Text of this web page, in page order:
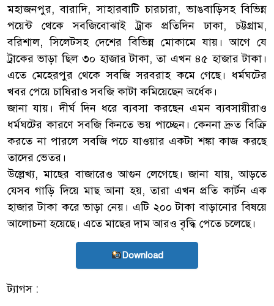
মহাজনপুর, বারাদি, সাহারবাটি চারচারা, ভাঙবাড়িসহ বিভিন্ন
পয়েন্ট থেকে সবজিবোঝাই ট্রাক প্রতিদিন ঢাকা, চট্টগ্রাম,
বরিশাল, সিলেটসহ দেশের বিভিন্ন মোকামে যায়। আগে যে
ট্রাকের ভাড়া ছিল ৩০ হাজার টাকা, তা এখন ৪৫ হাজার টাকা।
এতে মেহেরপুর থেকে সবজি সরবরাহ কমে গেছে। ধর্মঘটের
খবর পেয়ে চাষিরাও সবজি কাটা কমিয়েছেন অর্ধেক।
জানা যায়। দীর্ঘ দিন ধরে ব্যবসা করছেন এমন ব্যবসায়ীরাও
ধর্মঘটের কারণে সবজি কিনতে ভয় পাচ্ছেন। কেননা দ্রুত বিক্রি
করতে না পারলে সবজি পচে যাওয়ার একটা শঙ্কা কাজ করছে
তাদের ভেতর।
উল্লেখ্য, মাছের বাজারেও আগুন লেগেছে। জানা যায়, আড়তে
যেসব গাড়ি দিয়ে মাছ আনা হয়, তারা এখন প্রতি কার্টন এক
হাজার টাকা করে ভাড়া নেয়। এটি ২০০ টাকা বাড়ানোর বিষয়ে
আলোচনা হয়েছে। এতে মাছের দাম আরও বৃদ্ধি পেতে চলেছে।
Download
ট্যাগস :